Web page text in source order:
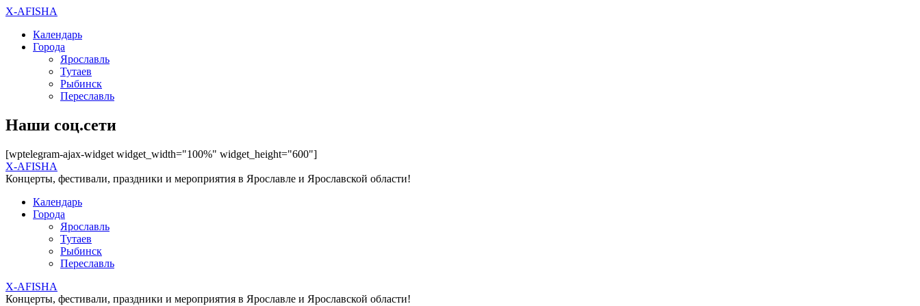
X-AFISHA
Календарь
Города
Ярославль
Тутаев
Рыбинск
Переславль
Наши соц.сети
[wptelegram-ajax-widget widget_width="100%" widget_height="600"]
X-AFISHA
Концерты, фестивали, праздники и мероприятия в Ярославле и Ярославской области!
Календарь
Города
Ярославль
Тутаев
Рыбинск
Переславль
X-AFISHA
Концерты, фестивали, праздники и мероприятия в Ярославле и Ярославской области!